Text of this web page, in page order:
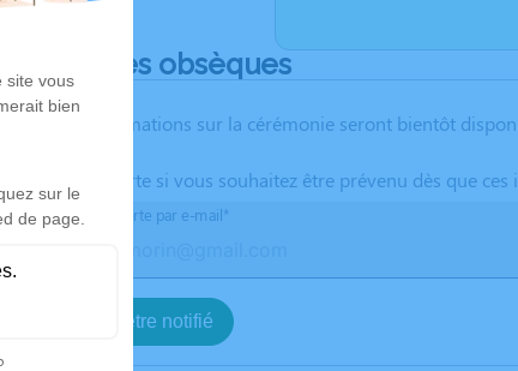
Déroulé des obsèques
Les informations sur la cérémonie seront bientôt
Activez une alerte si vous souhaitez être prévenu dès que
Recevoir une alerte par e-mail*
Je veux être notifié